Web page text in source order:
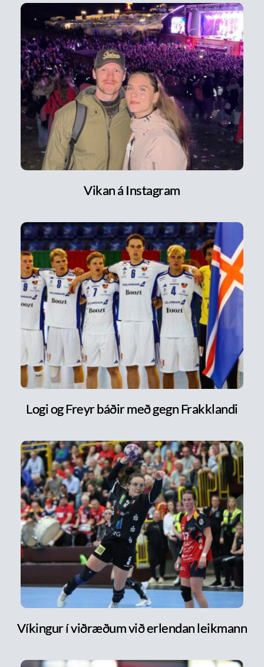
Vikan á Instagram
Logi og Freyr báðir með gegn Frakklandi
Víkingur í viðræðum við erlendan leikmann